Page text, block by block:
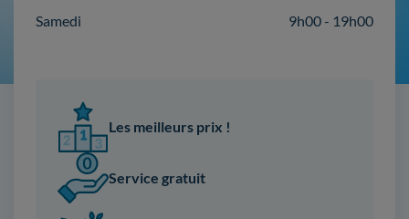
Samedi
9h00 - 19h00
Les meilleurs prix !
Service gratuit